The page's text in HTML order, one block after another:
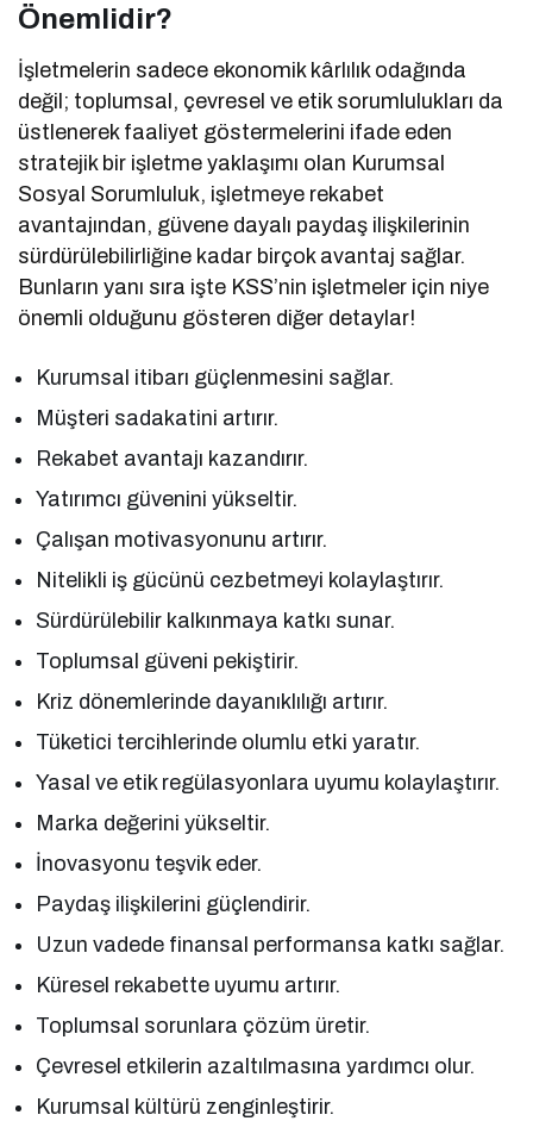
Önemlidir?
İşletmelerin sadece ekonomik kârlılık odağında
değil; toplumsal, çevresel ve etik sorumlulukları da
üstlenerek faaliyet göstermelerini ifade eden
stratejik bir işletme yaklaşımı olan Kurumsal
Sosyal Sorumluluk, işletmeye rekabet
avantajından, güvene dayalı paydaş ilişkilerinin
sürdürülebilirliğine kadar birçok avantaj sağlar.
Bunların yanı sıra işte KSS’nin işletmeler için niye
önemli olduğunu gösteren diğer detaylar!
Kurumsal itibarı güçlenmesini sağlar.
Müşteri sadakatini artırır.
Rekabet avantajı kazandırır.
Yatırımcı güvenini yükseltir.
Çalışan motivasyonunu artırır.
Nitelikli iş gücünü cezbetmeyi kolaylaştırır.
Sürdürülebilir kalkınmaya katkı sunar.
Toplumsal güveni pekiştirir.
Kriz dönemlerinde dayanıklılığı artırır.
Tüketici tercihlerinde olumlu etki yaratır.
Yasal ve etik regülasyonlara uyumu kolaylaştırır.
Marka değerini yükseltir.
İnovasyonu teşvik eder.
Paydaş ilişkilerini güçlendirir.
Uzun vadede finansal performansa katkı sağlar.
Küresel rekabette uyumu artırır.
Toplumsal sorunlara çözüm üretir.
Çevresel etkilerin azaltılmasına yardımcı olur.
Kurumsal kültürü zenginleştirir.